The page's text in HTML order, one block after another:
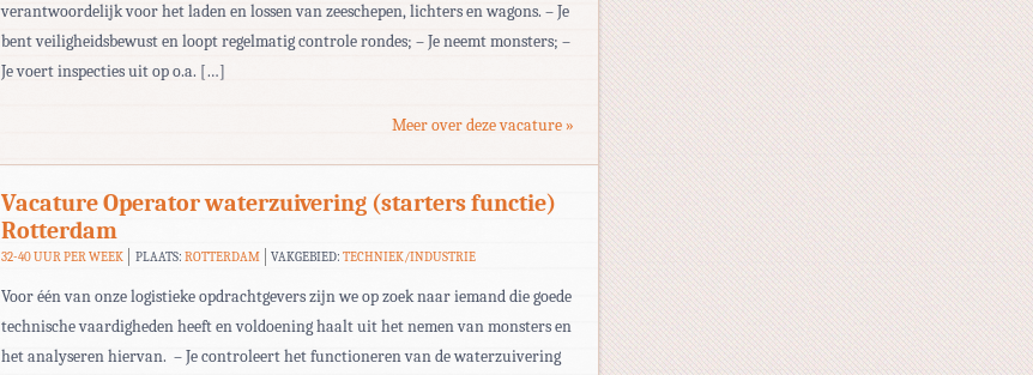
verantwoordelijk voor het laden en lossen van zeeschepen, lichters en wagons. – Je
bent veiligheidsbewust en loopt regelmatig controle rondes; – Je neemt monsters; –
Je voert inspecties uit op o.a. […]
Meer over deze vacature »
Vacature Operator waterzuivering (starters functie)
Rotterdam
32-40 UUR PER WEEK PLAATS: ROTTERDAM VAKGEBIED:TECHNIEK/INDUSTRIE
Voor één van onze logistieke opdrachtgevers zijn we op zoek naar iemand die goede
technische vaardigheden heeft en voldoening haalt uit het nemen van monsters en
het analyseren hiervan. – Je controleert het functioneren van de waterzuivering